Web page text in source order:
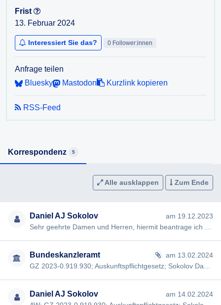
Frist
13. Februar 2024
Interessiert Sie das? 0 Follower:innen
Anfrage teilen
Bluesky
Mastodon Kurzlink kopieren
RSS-Feed
Korrespondenz 5
Alle ausklappen Zum Ende
Daniel AJ Sokolov
am 19.12.2023
Bundeskanzleramt
am 13.02.2024
Daniel AJ Sokolov
am 14.02.2024